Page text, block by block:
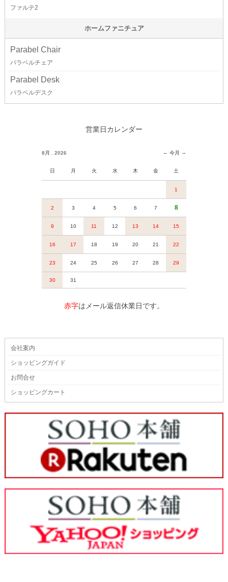
ファルテ2
ホームファニチュア
Parabel Chair
パラベルチェア
Parabel Desk
パラベルデスク
営業日カレンダー
赤字はメール返信休業日です。
会社案内
ショッピングガイド
お問合せ
ショッピングカート